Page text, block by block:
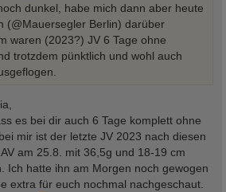
dunkel, habe mich dann aber heute
(@Mauersegler Berlin) darüber
waren (2023?) JV 6 Tage ohne
trotzdem pünktlich und wohl auch
es bei dir auch 6 Tage komplett ohne
mir ist der letzte JV 2023 nach diesen
am 25.8. mit 36,5g und 18-19 cm
Ich hatte ihn am Morgen noch gewogen
extra für euch nochmal nachgeschaut.